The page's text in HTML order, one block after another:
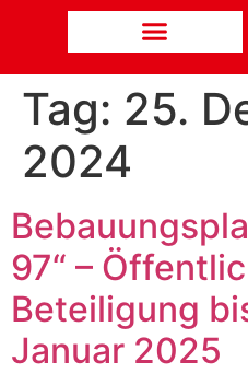
Tag: 25.
2024
97“ –
Beteiligung
Januar 2025